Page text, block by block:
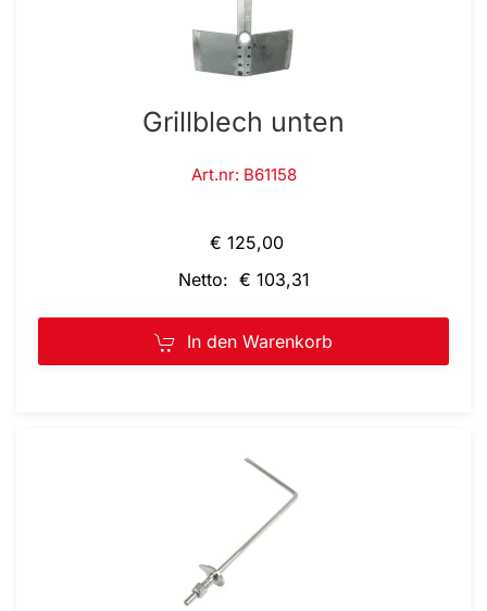
Grillblech unten
Art.nr: B61158
€ 125,00
Netto: € 103,31
In den Warenkorb